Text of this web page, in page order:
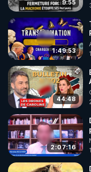
9:55
1:49:53
44:48
2:07:16